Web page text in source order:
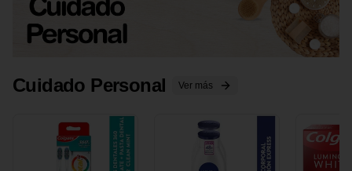
Cuidado Personal Ver más